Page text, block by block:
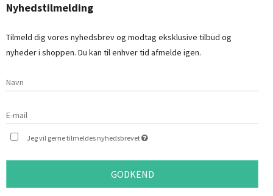
Nyhedstilmelding
Tilmeld dig vores nyhedsbrev og modtag eksklusive tilbud og
nyheder i shoppen. Du kan til enhver tid afmelde igen.
Jeg vil gerne tilmeldes nyhedsbrevet
GODKEND